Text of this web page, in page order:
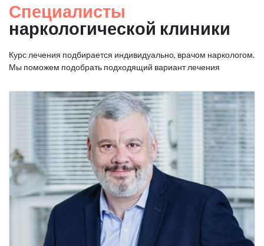
Специалисты
наркологической клиники
Курс лечения подбирается индивидуально, врачом наркологом.
Мы поможем подобрать подходящий вариант лечения